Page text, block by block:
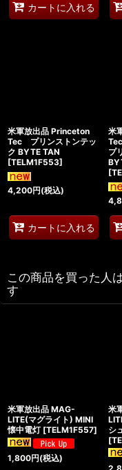
カートに入れる
米軍放出品 Princeton
Tec プリンストンテッ
ク BYTE TAN
[TELM1F553]
4,200円(税込)
カートに入れる
米
プ
[
この商品を買った人
す
米軍放出品 MAG-
LITE(マグライト) MINI
懐中電灯 [TELM1F557]
1,800円(税込)
米
シ
[